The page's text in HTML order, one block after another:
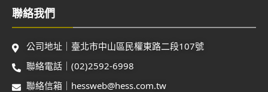
聯絡我們
公司地址｜臺北市中山區民權東路二段107號
聯絡電話｜(02)2592-6998
聯絡信箱｜hessweb@hess.com.tw